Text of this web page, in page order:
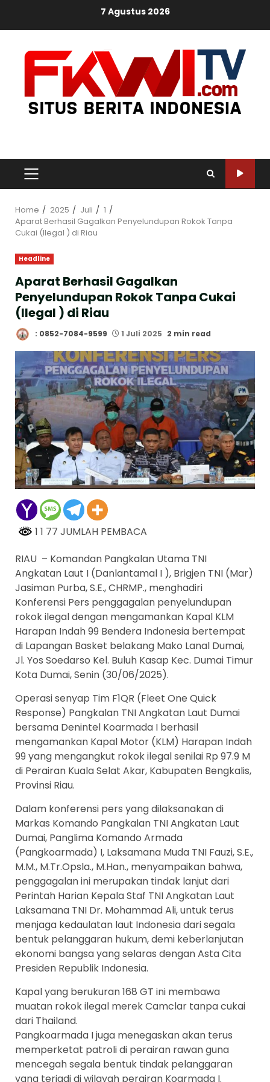
7 Agustus 2026
PRIMARY
MENU
Home 2025 Juli
1
Aparat Berhasil Gagalkan Penyelundupan Rokok Tanpa
Cukai (Ilegal ) di Riau
Headline
Aparat Berhasil Gagalkan
Penyelundupan Rokok Tanpa Cukai
(Ilegal ) di Riau
: 0852-7084-9599 1 Juli 2025 2 min read
1 1 77 JUMLAH PEMBACA
RIAU – Komandan Pangkalan Utama TNI
Angkatan Laut I (Danlantamal I ), Brigjen TNI (Mar)
Jasiman Purba, S.E., CHRMP., menghadiri
Konferensi Pers penggagalan penyelundupan
rokok ilegal dengan mengamankan Kapal KLM
Harapan Indah 99 Bendera Indonesia bertempat
di Lapangan Basket belakang Mako Lanal Dumai,
Jl. Yos Soedarso Kel. Buluh Kasap Kec. Dumai Timur
Kota Dumai, Senin (30/06/2025).
Operasi senyap Tim F1QR (Fleet One Quick
Response) Pangkalan TNI Angkatan Laut Dumai
bersama Denintel Koarmada I berhasil
mengamankan Kapal Motor (KLM) Harapan Indah
99 yang mengangkut rokok ilegal senilai Rp 97.9 M
di Perairan Kuala Selat Akar, Kabupaten Bengkalis,
Provinsi Riau.
Dalam konferensi pers yang dilaksanakan di
Markas Komando Pangkalan TNI Angkatan Laut
Dumai, Panglima Komando Armada
(Pangkoarmada) I, Laksamana Muda TNI Fauzi, S.E.,
M.M., M.Tr.Opsla., M.Han., menyampaikan bahwa,
penggagalan ini merupakan tindak lanjut dari
Perintah Harian Kepala Staf TNI Angkatan Laut
Laksamana TNI Dr. Mohammad Ali, untuk terus
menjaga kedaulatan laut Indonesia dari segala
bentuk pelanggaran hukum, demi keberlanjutan
ekonomi bangsa yang selaras dengan Asta Cita
Presiden Republik Indonesia.
Kapal yang berukuran 168 GT ini membawa
muatan rokok ilegal merek Camclar tanpa cukai
dari Thailand.
Pangkoarmada I juga menegaskan akan terus
memperketat patroli di perairan rawan guna
mencegah segala bentuk tindak pelanggaran
yang terjadi di wilayah perairan Koarmada I.